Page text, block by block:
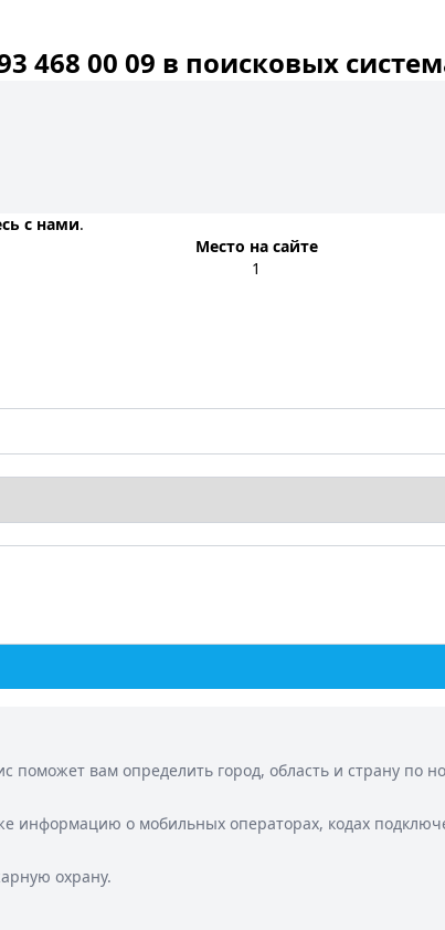
00 09 в поисковых
с нами.
Место на сайте
1
вам определить город, область и страну по
информацию о мобильных операторах, кодах
охрану.